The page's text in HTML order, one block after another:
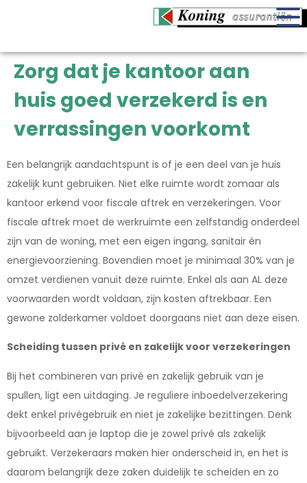
Zorg dat je kantoor aan
huis goed verzekerd is en
verrassingen voorkomt
Een belangrijk aandachtspunt is of je een deel van je huis
zakelijk kunt gebruiken. Niet elke ruimte wordt zomaar als
kantoor erkend voor fiscale aftrek en verzekeringen. Voor
fiscale aftrek moet de werkruimte een zelfstandig onderdeel
zijn van de woning, met een eigen ingang, sanitair én
energievoorziening. Bovendien moet je minimaal 30% van je
omzet verdienen vanuit deze ruimte. Enkel als aan AL deze
voorwaarden wordt voldaan, zijn kosten aftrekbaar. Een
gewone zolderkamer voldoet doorgaans niet aan deze eisen.
Scheiding tussen privé en zakelijk voor verzekeringen
Bij het combineren van privé en zakelijk gebruik van je
spullen, ligt een uitdaging. Je reguliere inboedelverzekering
dekt enkel privégebruik en niet je zakelijke bezittingen. Denk
bijvoorbeeld aan je laptop die je zowel privé als zakelijk
gebruikt. Verzekeraars maken hier onderscheid in, en het is
daarom belangrijk deze zaken duidelijk te scheiden en zo